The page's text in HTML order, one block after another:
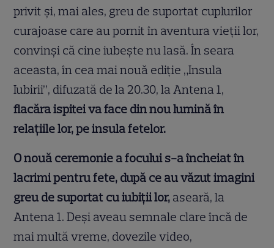
privit şi, mai ales, greu de suportat cuplurilor
curajoase care au pornit în aventura vieţii lor,
convinşi că cine iubeşte nu lasă. În seara
aceasta, în cea mai nouă ediţie „Insula
Iubirii”, difuzată de la 20.30, la Antena 1,
flacăra ispitei va face din nou lumină în
relaţiile lor, pe insula fetelor.
O nouă ceremonie a focului s-a încheiat în
lacrimi pentru fete, după ce au văzut imagini
greu de suportat cu iubiţii lor, aseară, la
Antena 1. Deşi aveau semnale clare încă de
mai multă vreme, dovezile video,